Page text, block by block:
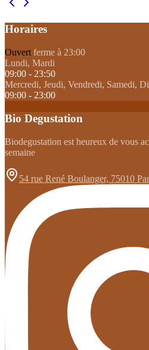
Horaires
Ouvert ferme à 23:00
Lundi, Mardi
09:00 - 23:50
Mercredi, Jeudi, Vendredi, Samedi,
09:00 - 23:00
Bio Degustation
Biodegustation est heureux de vous
semaine
54 rue René Boulanger, 75010